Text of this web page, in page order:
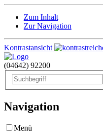
Zum Inhalt
Zur Navigation
Kontrastansicht
(04642) 92200
Navigation
Menü